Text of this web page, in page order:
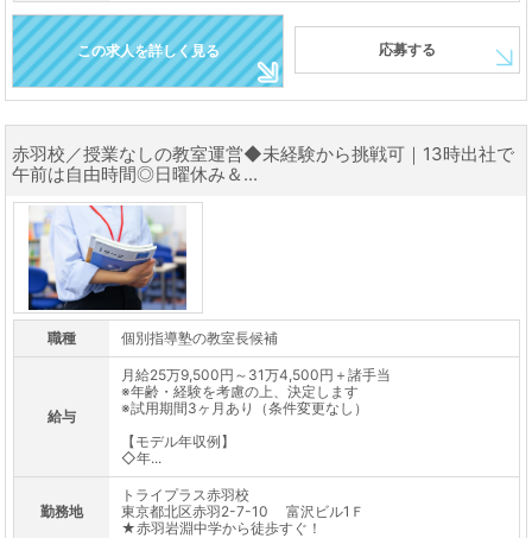
この求人を詳しく見る 応募する
赤羽校／授業なしの教室運営◆未経験から挑戦可｜13時出社で
午前は自由時間◎日曜休み＆...
職種 個別指導塾の教室長候補
給与
月給25万9,500円～31万4,500円＋諸手当
※年齢・経験を考慮の上、決定します
※試用期間3ヶ月あり（条件変更なし）
【モデル年収例】
◇年...
勤務地
トライプラス赤羽校
東京都北区赤羽2-7-10 富沢ビル1Ｆ
★赤羽岩淵中学から徒歩すぐ！